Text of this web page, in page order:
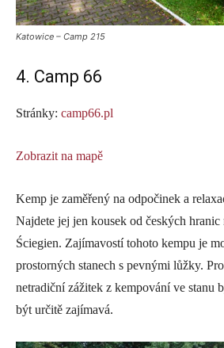
Katowice – Camp 215
4. Camp 66
Stránky: camp66.pl
Zobrazit na mapě
Kemp je zaměřený na odpočinek a
Najdete jej jen kousek od českých hranic
Ściegien. Zajímavostí tohoto kempu je
prostorných stanech s pevnými lůžky.
netradiční zážitek z kempování ve stanu
být určitě zajímavá.